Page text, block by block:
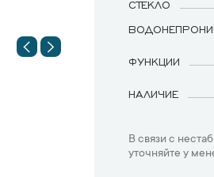
СТЕКЛО
ФУНКЦИИ
НАЛИЧИЕ
В связи с
уточняйте у